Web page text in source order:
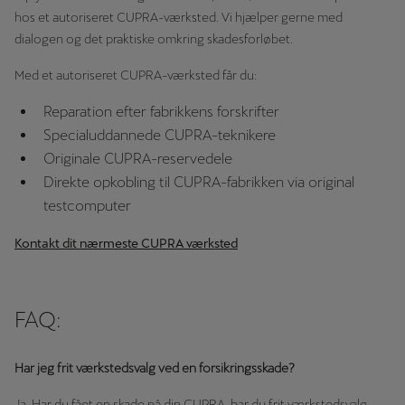
hos et autoriseret CUPRA-værksted. Vi hjælper gerne med
dialogen og det praktiske omkring skadesforløbet.
Med et autoriseret CUPRA-værksted får du:
Reparation efter fabrikkens forskrifter
Specialuddannede CUPRA-teknikere
Originale CUPRA-reservedele
Direkte opkobling til CUPRA-fabrikken via original
testcomputer
Kontakt dit nærmeste CUPRA værksted
FAQ:
Har jeg frit værkstedsvalg ved en forsikringsskade?